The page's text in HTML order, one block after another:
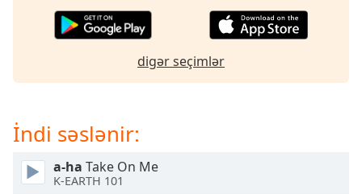
will
close
window.
digər seçimlər
İndi səslənir:
a-ha Take On Me
K-EARTH 101